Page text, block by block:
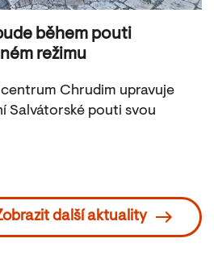
během pouti
režimu
Chrudim upravuje
Salvátorské pouti svou
další aktuality